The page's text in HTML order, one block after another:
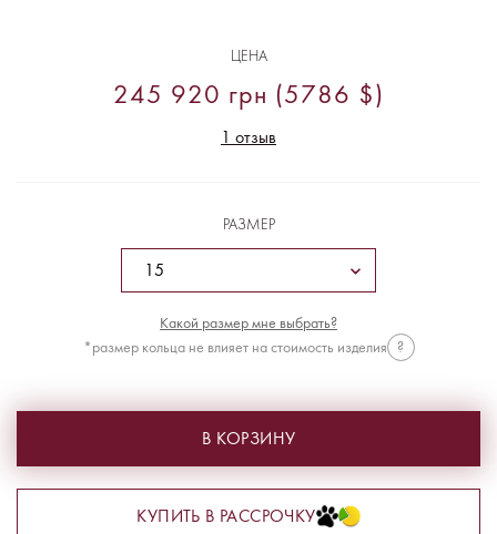
ЦЕНА
245 920 грн (5786 $)
1 отзыв
РАЗМЕР
Какой размер мне выбрать?
*размер кольца не влияет на стоимость изделия
?
В КОРЗИНУ
КУПИТЬ В РАССРОЧКУ